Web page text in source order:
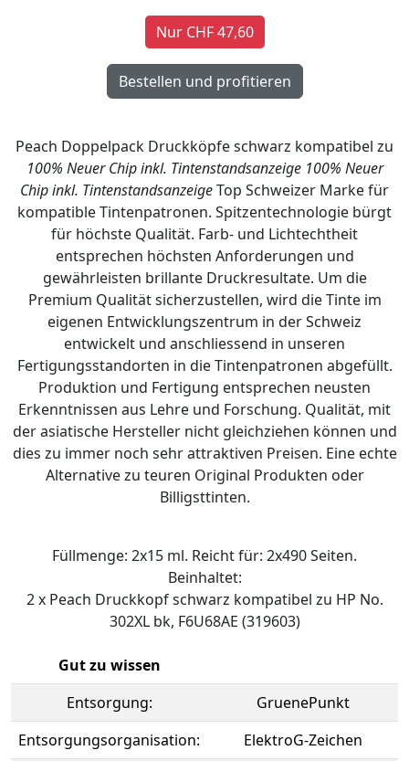
Nur CHF 47,60
Peach Doppelpack Druckköpfe schwarz kompatibel zu
100% Neuer Chip inkl. Tintenstandsanzeige 100% Neuer
Chip inkl. TintenstandsanzeigeTop Schweizer Marke für
kompatible Tintenpatronen. Spitzentechnologie bürgt
für höchste Qualität. Farb- und Lichtechtheit
entsprechen höchsten Anforderungen und
gewährleisten brillante Druckresultate. Um die
Premium Qualität sicherzustellen, wird die Tinte im
eigenen Entwicklungszentrum in der Schweiz
entwickelt und anschliessend in unseren
Fertigungsstandorten in die Tintenpatronen abgefüllt.
Produktion und Fertigung entsprechen neusten
Erkenntnissen aus Lehre und Forschung. Qualität, mit
der asiatische Hersteller nicht gleichziehen können und
dies zu immer noch sehr attraktiven Preisen. Eine echte
Alternative zu teuren Original Produkten oder
Billigsttinten.
Füllmenge: 2x15 ml. Reicht für: 2x490 Seiten.
Beinhaltet:
2 x Peach Druckkopf schwarz kompatibel zu HP No.
302XL bk, F6U68AE (319603)
Gut zu wissen
Entsorgung:
GruenePunkt
Entsorgungsorganisation:
ElektroG-Zeichen